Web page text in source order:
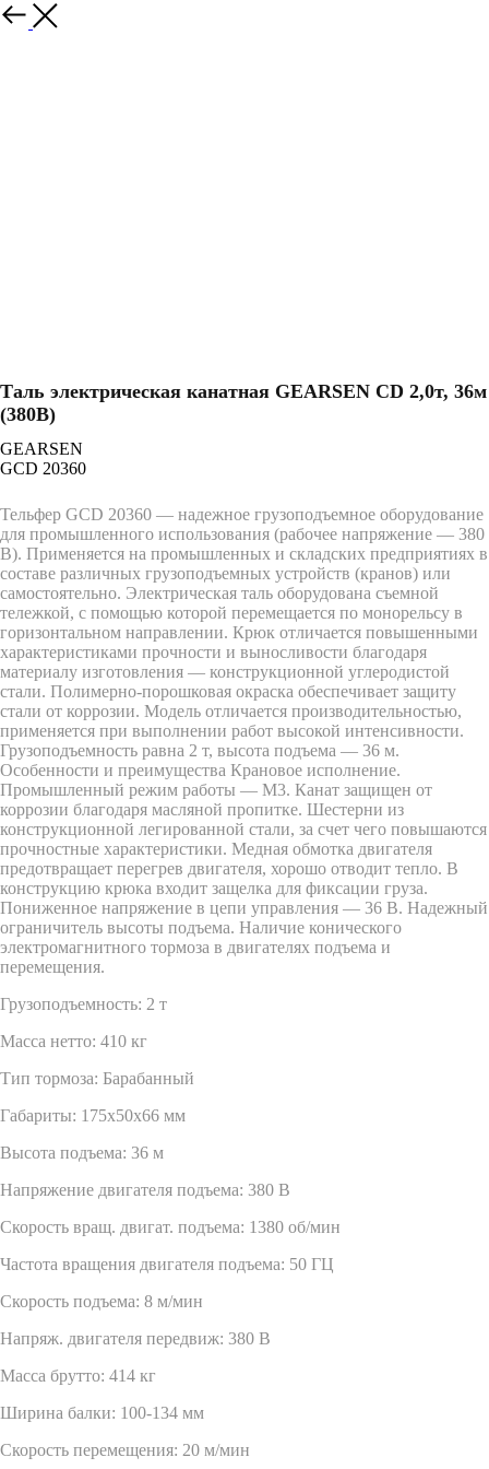
Назад
Таль электрическая канатная GEARSEN CD 2,0т, 36м
(380В)
GEARSEN
GCD 20360
Тельфер GCD 20360 — надежное грузоподъемное оборудование
для промышленного использования (рабочее напряжение — 380
В). Применяется на промышленных и складских предприятиях в
составе различных грузоподъемных устройств (кранов) или
самостоятельно. Электрическая таль оборудована съемной
тележкой, с помощью которой перемещается по монорельсу в
горизонтальном направлении. Крюк отличается повышенными
характеристиками прочности и выносливости благодаря
материалу изготовления — конструкционной углеродистой
стали. Полимерно-порошковая окраска обеспечивает защиту
стали от коррозии. Модель отличается производительностью,
применяется при выполнении работ высокой интенсивности.
Грузоподъемность равна 2 т, высота подъема — 36 м.
Особенности и преимущества Крановое исполнение.
Промышленный режим работы — М3. Канат защищен от
коррозии благодаря масляной пропитке. Шестерни из
конструкционной легированной стали, за счет чего повышаются
прочностные характеристики. Медная обмотка двигателя
предотвращает перегрев двигателя, хорошо отводит тепло. В
конструкцию крюка входит защелка для фиксации груза.
Пониженное напряжение в цепи управления — 36 B. Надежный
ограничитель высоты подъема. Наличие конического
электромагнитного тормоза в двигателях подъема и
перемещения.
Грузоподъемность: 2 т
Масса нетто: 410 кг
Тип тормоза: Барабанный
Габариты: 175x50x66 мм
Высота подъема: 36 м
Напряжение двигателя подъема: 380 В
Скорость вращ. двигат. подъема: 1380 об/мин
Частота вращения двигателя подъема: 50 ГЦ
Скорость подъема: 8 м/мин
Напряж. двигателя передвиж: 380 В
Масса брутто: 414 кг
Ширина балки: 100-134 мм
Скорость перемещения: 20 м/мин